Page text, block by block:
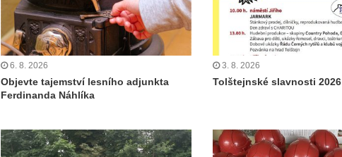
6. 8. 2026
Objevte tajemství lesního adjunkta
Ferdinanda Náhlíka
3. 8. 2026
Tolštejnské slavnosti 2026